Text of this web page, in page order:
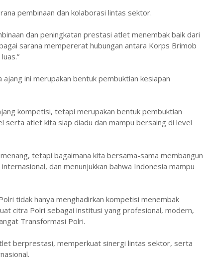
pembinaan dan kolaborasi lintas sektor.
dan peningkatan prestasi atlet menembak baik dari
sarana mempererat hubungan antara Korps Brimob
ini merupakan bentuk pembuktian kesiapan
kompetisi, tetapi merupakan bentuk pembuktian
serta atlet kita siap diadu dan mampu bersaing di level
tetapi bagaimana kita bersama-sama membangun
dan menunjukkan bahwa Indonesia mampu
tidak hanya menghadirkan kompetisi menembak
citra Polri sebagai institusi yang profesional, modern,
Transformasi Polri.
berprestasi, memperkuat sinergi lintas sektor, serta